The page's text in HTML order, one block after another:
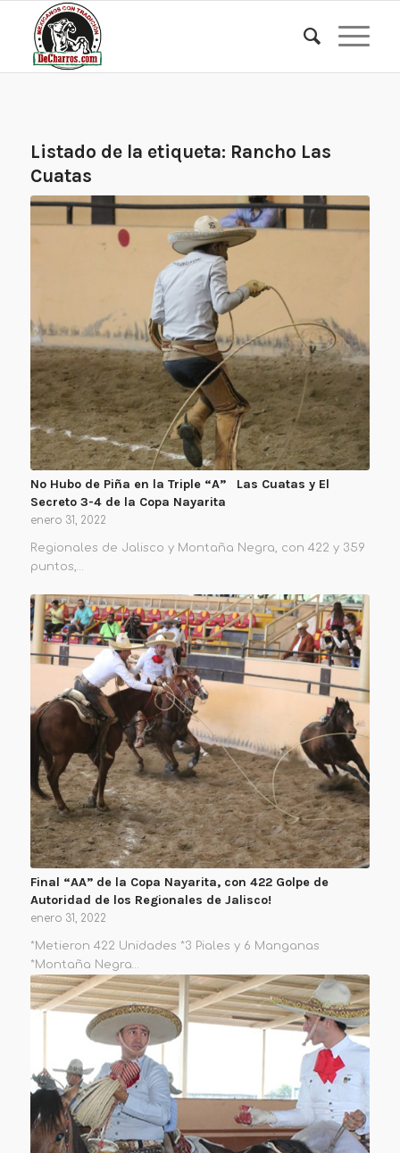
Listado de la etiqueta: Rancho Las
Cuatas
No Hubo de Piña en la Triple “A” Las Cuatas y El
Secreto 3-4 de la Copa Nayarita
enero 31, 2022
Regionales de Jalisco y Montaña Negra, con 422 y 359
puntos,…
Final “AA” de la Copa Nayarita, con 422 Golpe de
Autoridad de los Regionales de Jalisco!
enero 31, 2022
*Metieron 422 Unidades *3 Piales y 6 Manganas
*Montaña Negra…